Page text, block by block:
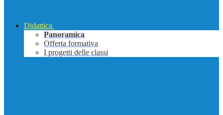
Didattica
Panoramica
Offerta formativa
I progetti delle classi